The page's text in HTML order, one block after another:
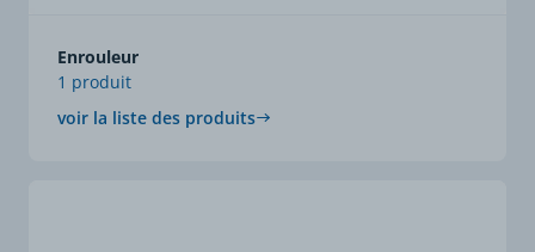
Enrouleur
1 produit
voir la liste des produits